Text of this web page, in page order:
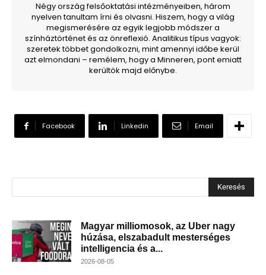
Négy ország felsőoktatási intézményeiben, három
nyelven tanultam írni és olvasni. Hiszem, hogy a világ
megismerésére az egyik legjobb módszer a
színháztörténet és az önreflexió. Analitikus típus vagyok:
szeretek többet gondolkozni, mint amennyi időbe kerül
azt elmondani – remélem, hogy a Minneren, pont emiatt
kerültök majd előnybe.
Facebook Linkedin Email
Keresés
Magyar milliomosok, az Uber nagy
húzása, elszabadult mesterséges
intelligencia és a...
2026-08-05